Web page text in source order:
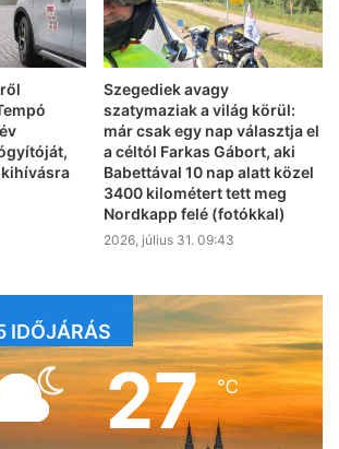
Szegediek avagy
szatymaziak a világ körül:
már csak egy nap választja el
a céltól Farkas Gábort, aki
Babettával 10 nap alatt közel
3400 kilométert tett meg
Nordkapp felé (fotókkal)
2026, július 31. 09:43
IDŐJÁRÁS
27℃